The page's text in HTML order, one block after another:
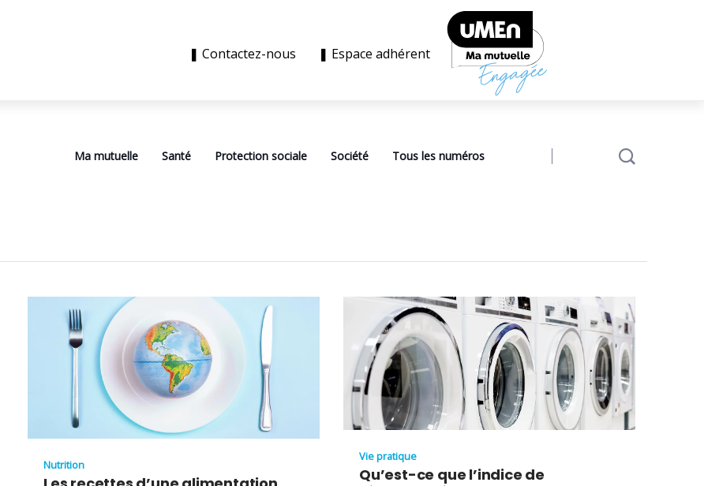
❚ Contactez-nous ❚ Espace adhérent
Ma mutuelle Santé Protection sociale Société Tous les numéros
Nutrition
Vie pratique
Qu’est-ce que l’indice de